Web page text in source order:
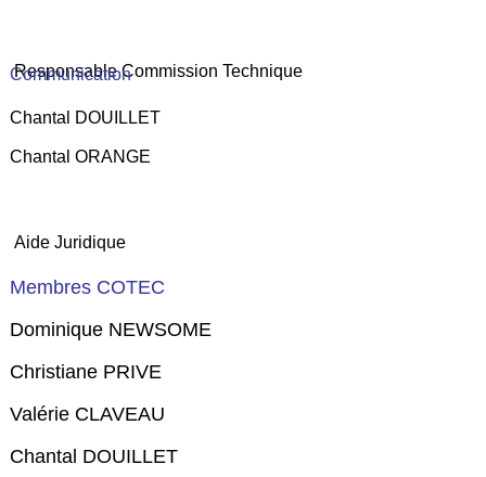
Responsable Commission Technique
Chantal ORANGE
Aide Juridique
Communication
Chantal DOUILLET
Membres COTEC
Dominique NEWSOME
Christiane PRIVE
Valérie CLAVEAU
Chantal DOUILLET